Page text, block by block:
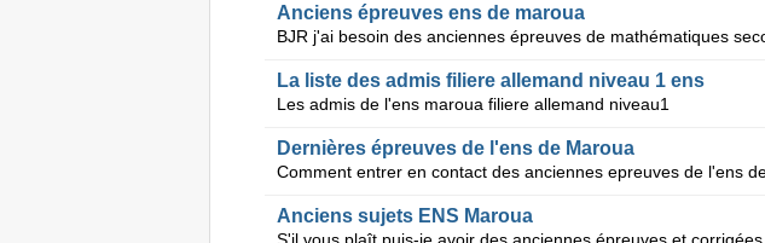
Anciens épreuves ens de maroua
La liste des admis filiere allemand niveau 1 ens
Les admis de l'ens maroua filiere allemand niveau1
Dernières épreuves de l'ens de Maroua
Anciens sujets ENS Maroua